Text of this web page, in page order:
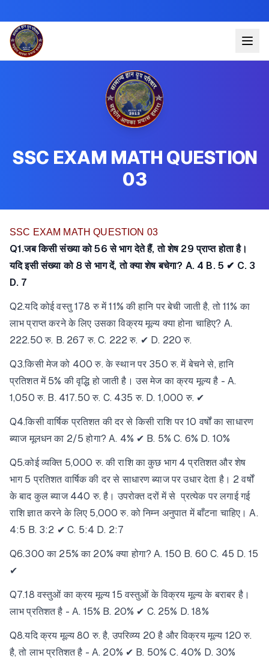
SSC EXAM MATH QUESTION
03
SSC EXAM MATH QUESTION 03
Q1.जब किसी संख्या को 56 से भाग देते हैं, तो शेष 29 प्राप्त होता है।
यदि इसी संख्या को 8 से भाग दें, तो क्या शेष बचेगा? A. 4 B. 5 ✔ C. 3
D. 7
Q2.यदि कोई वस्तु 178 रु में 11% की हानि पर बेची जाती है, तो 11% का
लाभ प्राप्त करने के लिए उसका विक्रय मूल्य क्या होना चाहिए? A.
222.50 रु. B. 267 रु. C. 222 रु. ✔ D. 220 रु.
Q3.किसी मेज को 400 रु. के स्थान पर 350 रु. में बेचने से, हानि
प्रतिशत में 5% की वृद्धि हो जाती है। उस मेज का क्रय मूल्य है - A.
1,050 रु. B. 417.50 रु. C. 435 रु. D. 1,000 रु. ✔
Q4.किसी वार्षिक प्रतिशत की दर से किसी राशि पर 10 वर्षों का साधारण
ब्याज मूलधन का 2/5 होगा? A. 4% ✔ B. 5% C. 6% D. 10%
Q5.कोई व्यक्ति 5,000 रु. की राशि का कुछ भाग 4 प्रतिशत और शेष
भाग 5 प्रतिशत वार्षिक की दर से साधारण ब्याज पर उधार देता है। 2 वर्षों
के बाद कुल ब्याज 440 रु. है। उपरोक्त दरों में से प्रत्येक पर लगाई गई
राशि ज्ञात करने के लिए 5,000 रु. को निम्न अनुपात में बाँटना चाहिए। A.
4:5 B. 3:2 ✔ C. 5:4 D. 2:7
Q6.300 का 25% का 20% क्या होगा? A. 150 B. 60 C. 45 D. 15
✔
Q7.18 वस्तुओं का क्रय मूल्य 15 वस्तुओं के विक्रय मूल्य के बराबर है।
लाभ प्रतिशत है - A. 15% B. 20% ✔ C. 25% D. 18%
Q8.यदि क्रय मूल्य 80 रु. है, उपरिव्य्य 20 है और विक्रय मूल्य 120 रु.
है, तो लाभ प्रतिशत है - A. 20% ✔ B. 50% C. 40% D. 30%